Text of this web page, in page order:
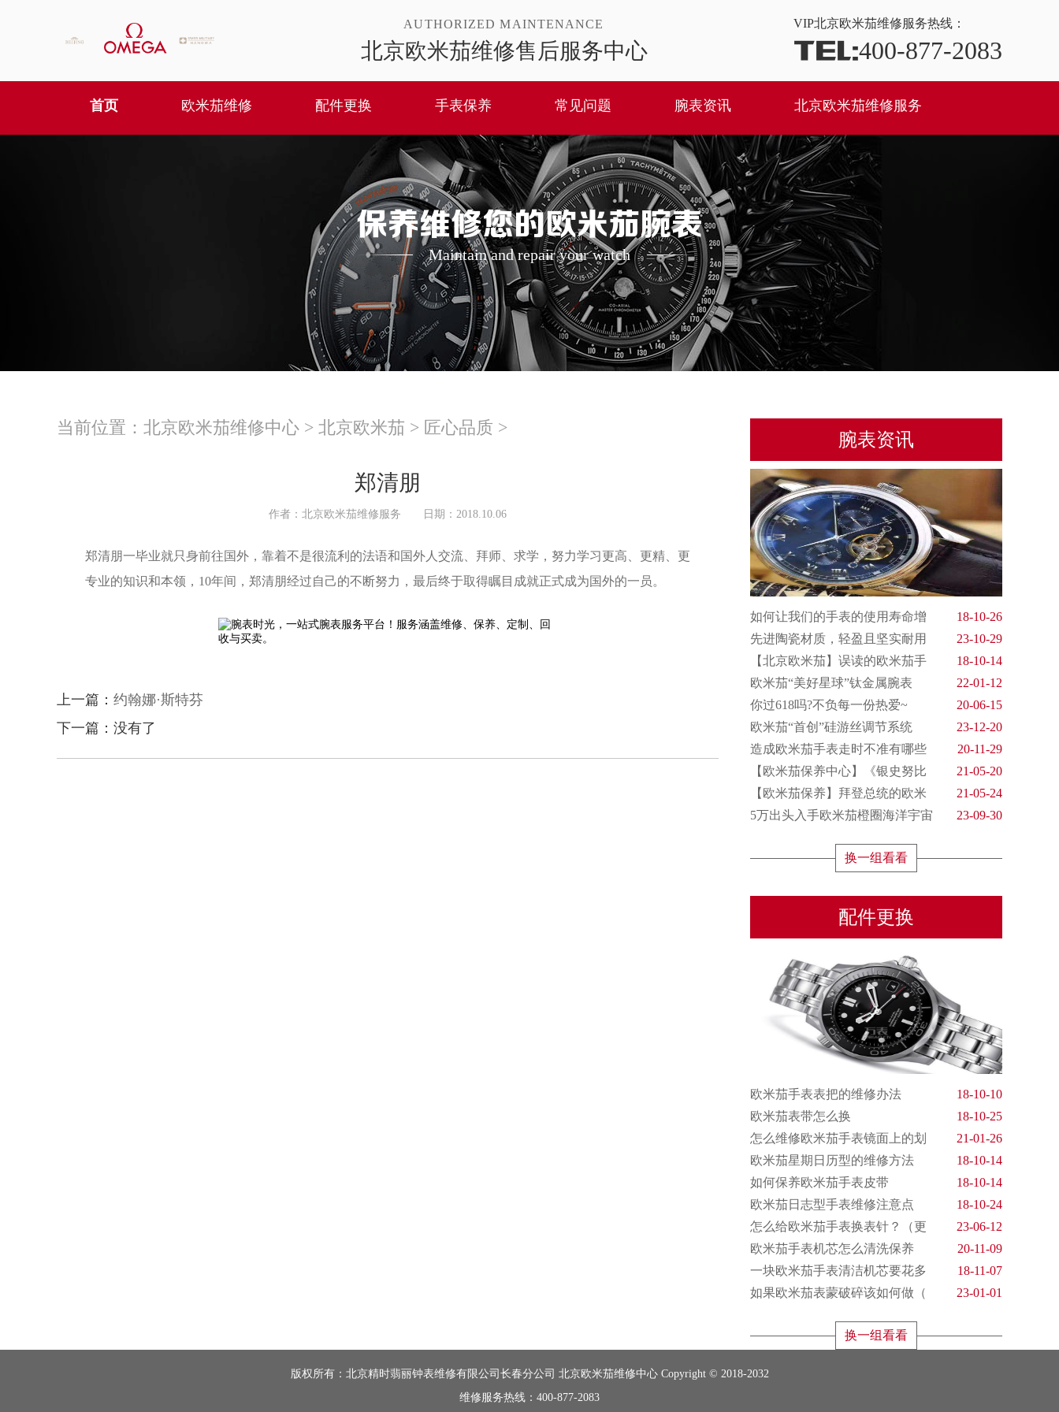
AUTHORIZED MAINTENANCE
北京欧米茄维修售后服务中心
VIP北京欧米茄维修服务热线：
TEL:400-877-2083
首页 欧米茄维修 配件更换 手表保养 常见问题 腕表资讯 北京欧米茄维修服务
保养维修您的欧米茄腕表
Maintain and repair your watch
当前位置： 北京欧米茄维修中心 > 北京欧米茄 > 匠心品质 >
郑清朋
作者：北京欧米茄维修服务 日期：2018.10.06
郑清朋一毕业就只身前往国外，靠着不是很流利的法语和国外人交流、拜师、求学，努力学习更高、更精、更
专业的知识和本领，10年间，郑清朋经过自己的不断努力，最后终于取得瞩目成就正式成为国外的一员。
上一篇： 约翰娜·斯特芬
下一篇：没有了
腕表资讯
如何让我们的手表的使用寿命增
18-10-26
先进陶瓷材质，轻盈且坚实耐用
23-10-29
【北京欧米茄】误读的欧米茄手
18-10-14
欧米茄“美好星球”钛金属腕表
22-01-12
你过618吗?不负每一份热爱~
20-06-15
欧米茄“首创”硅游丝调节系统
23-12-20
造成欧米茄手表走时不准有哪些
20-11-29
【欧米茄保养中心】《银史努比
21-05-20
【欧米茄保养】拜登总统的欧米
21-05-24
5万出头入手欧米茄橙圈海洋宇宙
23-09-30
换一组看看
配件更换
欧米茄手表表把的维修办法
18-10-10
欧米茄表带怎么换
18-10-25
怎么维修欧米茄手表镜面上的划
21-01-26
欧米茄星期日历型的维修方法
18-10-14
如何保养欧米茄手表皮带
18-10-14
欧米茄日志型手表维修注意点
18-10-24
怎么给欧米茄手表换表针？（更
23-06-12
欧米茄手表机芯怎么清洗保养
20-11-09
一块欧米茄手表清洁机芯要花多
18-11-07
如果欧米茄表蒙破碎该如何做（
23-01-01
换一组看看
版权所有：北京精时翡丽钟表维修有限公司长春分公司 北京欧米茄维修中心 Copyright © 2018-2032
维修服务热线：400-877-2083